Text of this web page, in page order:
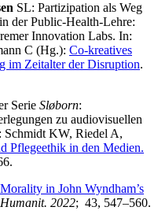
SL: Partizipation als Weg
der Public-Health-Lehre:
Innovation Labs. In:
C (Hg.): Co-kreatives
im Zeitalter der Disruption.
Serie Sløborn:
zu audiovisuellen
Schmidt KW, Riedel A,
Pflegeethik in den Medien.
in John Wyndham’s
2022; 43, 547–560.